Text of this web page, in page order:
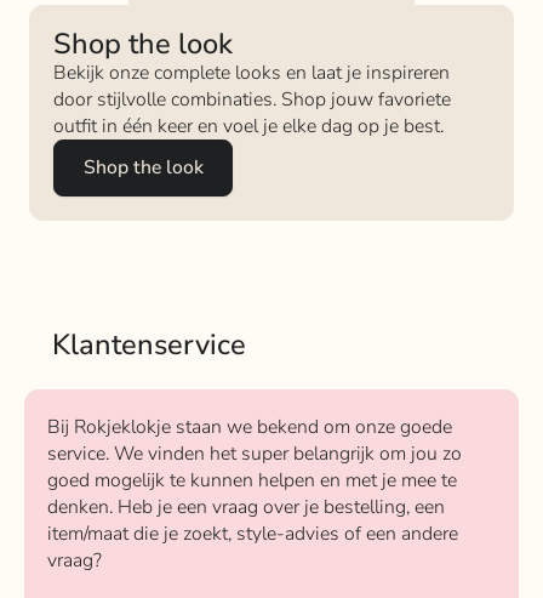
Shop the look
Bekijk onze complete looks en laat je inspireren
door stijlvolle combinaties. Shop jouw favoriete
outfit in één keer en voel je elke dag op je best.
Shop the look
Klantenservice
Bij Rokjeklokje staan we bekend om onze goede
service. We vinden het super belangrijk om jou zo
goed mogelijk te kunnen helpen en met je mee te
denken. Heb je een vraag over je bestelling, een
item/maat die je zoekt, style-advies of een andere
vraag?